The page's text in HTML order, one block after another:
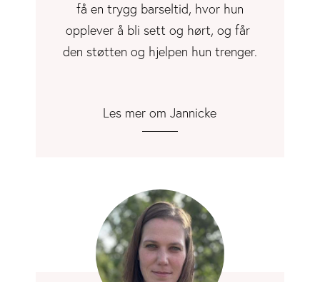
få en trygg barseltid, hvor hun
opplever å bli sett og hørt, og får
den støtten og hjelpen hun trenger.
Les mer om Jannicke